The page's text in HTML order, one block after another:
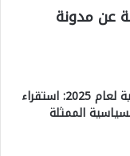
عن مدونة
خارطة الانتخابات البرلمانية لعام 2025: استقراء
الممثلة